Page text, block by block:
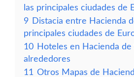
las principales ciudades de
9 Distacia entre Hacienda
principales ciudades de
10 Hoteles en Hacienda de
alrededores
11 Otros Mapas de